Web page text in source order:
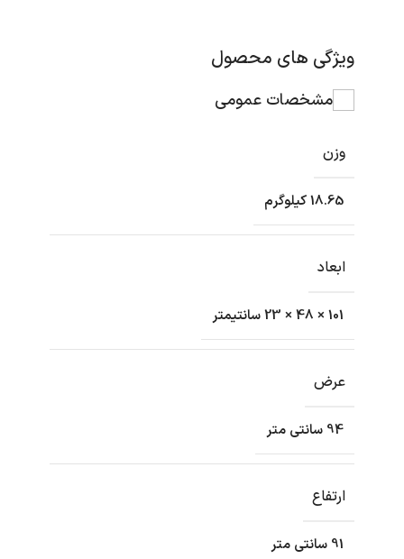
ویژگی های محصول
مشخصات عمومی
وزن
18.65 کیلوگرم
ابعاد
101 × 48 × 23 سانتیمتر
عرض
94 سانتی متر
ارتفاع
91 سانتی متر